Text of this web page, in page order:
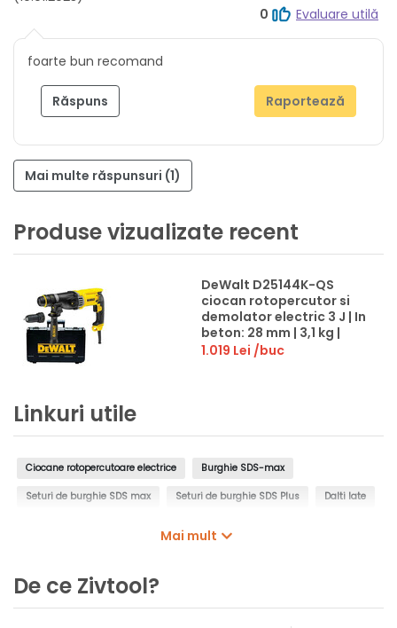
0
Evaluare utilă
foarte bun recomand
Răspuns Raportează
Mai multe răspunsuri (1)
Produse vizualizate recent
DeWalt D25144K-QS
ciocan rotopercutor si
demolator electric 3 J | In
beton: 28 mm | 3,1 kg |
900 W | SDS-Plus | In
1.019 Lei /buc
Linkuri utile
Ciocane rotopercutoare electrice Burghie SDS-max
Seturi de burghie SDS max Seturi de burghie SDS Plus Dalti late
Mai mult
De ce Zivtool?